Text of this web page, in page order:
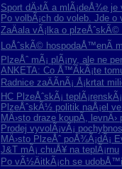
Sport dÄ›tÃ­ a mlÃ¡deÅ¾e
Po volbÃ¡ch do voleb. Jde o
ZaÄala vÃ¡lka o
LoÅˆskÃ© hospodaÅ™enÃ­
PlzeÅˆ mÃ¡ plÃ¡ny, ale ne
ANKETA: Co Å™Ã­kÃ¡te
Radnice zaÄÃ­nÃ¡ Å¡krtat
HC PlzeÅˆskÃ¡
PlzeÅˆskÃ½ politik naÅ¡el
MÄ›sto draze koupÃ­, levnÄ›
Prodej vyvolÃ¡vÃ¡
MÄ›sto PlzeÅˆ poÅ¾Ã¡dÃ¡
J&T mÃ¡ chuÅ¥ na teplÃ¡rnu
Po vÃ½ÄitkÃ¡ch se